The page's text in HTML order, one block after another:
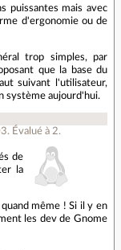
puissantes mais avec
d'ergonomie ou de
trop simples, par
que la base du
suivant l'utilisateur,
système aujourd'hui.
. Évalué à 2.
de
la
même ! Si il y en
les dev de Gnome